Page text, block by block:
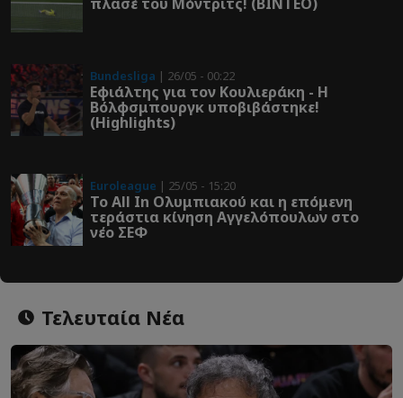
Bundesliga | 26/05 - 00:22
Εφιάλτης για τον Κουλιεράκη - Η
Βόλφσμπουργκ υποβιβάστηκε!
(Highlights)
Euroleague | 25/05 - 15:20
Το All In Ολυμπιακού και η επόμενη
τεράστια κίνηση Αγγελόπουλων στο
νέο ΣΕΦ
Τελευταία Νέα